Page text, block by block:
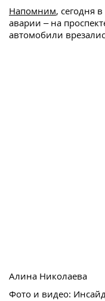
Напомним, сегодня
аварии – на
автомобили
Алина Николаева
Фото и видео: